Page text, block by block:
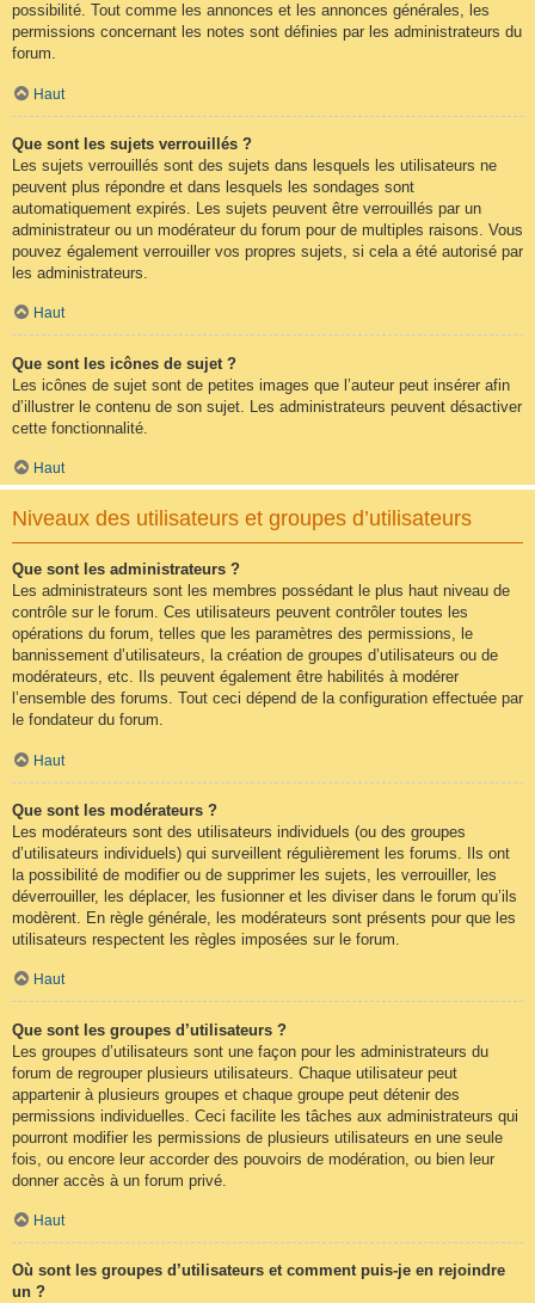
possibilité. Tout comme les annonces et les annonces générales, les
permissions concernant les notes sont définies par les administrateurs du
forum.
Haut
Que sont les sujets verrouillés ?
Les sujets verrouillés sont des sujets dans lesquels les utilisateurs ne
peuvent plus répondre et dans lesquels les sondages sont
automatiquement expirés. Les sujets peuvent être verrouillés par un
administrateur ou un modérateur du forum pour de multiples raisons. Vous
pouvez également verrouiller vos propres sujets, si cela a été autorisé par
les administrateurs.
Haut
Que sont les icônes de sujet ?
Les icônes de sujet sont de petites images que l’auteur peut insérer afin
d’illustrer le contenu de son sujet. Les administrateurs peuvent désactiver
cette fonctionnalité.
Haut
Niveaux des utilisateurs et groupes d’utilisateurs
Que sont les administrateurs ?
Les administrateurs sont les membres possédant le plus haut niveau de
contrôle sur le forum. Ces utilisateurs peuvent contrôler toutes les
opérations du forum, telles que les paramètres des permissions, le
bannissement d’utilisateurs, la création de groupes d’utilisateurs ou de
modérateurs, etc. Ils peuvent également être habilités à modérer
l’ensemble des forums. Tout ceci dépend de la configuration effectuée par
le fondateur du forum.
Haut
Que sont les modérateurs ?
Les modérateurs sont des utilisateurs individuels (ou des groupes
d’utilisateurs individuels) qui surveillent régulièrement les forums. Ils ont
la possibilité de modifier ou de supprimer les sujets, les verrouiller, les
déverrouiller, les déplacer, les fusionner et les diviser dans le forum qu’ils
modèrent. En règle générale, les modérateurs sont présents pour que les
utilisateurs respectent les règles imposées sur le forum.
Haut
Que sont les groupes d’utilisateurs ?
Les groupes d’utilisateurs sont une façon pour les administrateurs du
forum de regrouper plusieurs utilisateurs. Chaque utilisateur peut
appartenir à plusieurs groupes et chaque groupe peut détenir des
permissions individuelles. Ceci facilite les tâches aux administrateurs qui
pourront modifier les permissions de plusieurs utilisateurs en une seule
fois, ou encore leur accorder des pouvoirs de modération, ou bien leur
donner accès à un forum privé.
Haut
Où sont les groupes d’utilisateurs et comment puis-je en rejoindre
un ?